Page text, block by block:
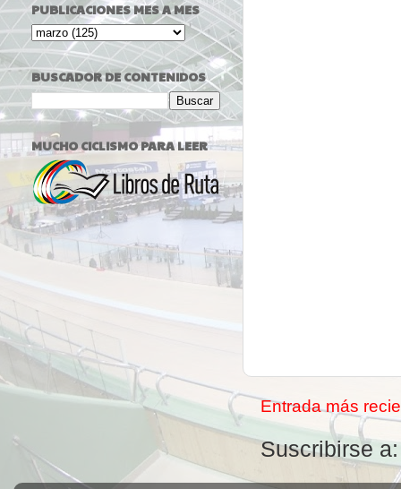
Entrada más
Suscribirse
PUBLICACIONES MES A MES
BUSCADOR DE CONTENIDOS
MUCHO CICLISMO PARA LEER